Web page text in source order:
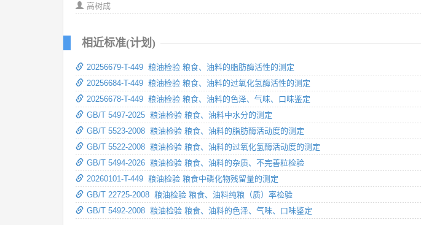
高树成
相近标准(计划)
20256679-T-449 粮油检验 粮食、油料的脂肪酶活性的测定
20256684-T-449 粮油检验 粮食、油料的过氧化氢酶活性的测定
20256678-T-449 粮油检验 粮食、油料的色泽、气味、口味鉴定
GB/T 5497-2025 粮油检验 粮食、油料中水分的测定
GB/T 5523-2008 粮油检验 粮食、油料的脂肪酶活动度的测定
GB/T 5522-2008 粮油检验 粮食、油料的过氧化氢酶活动度的测定
GB/T 5494-2026 粮油检验 粮食、油料的杂质、不完善粒检验
20260101-T-449 粮油检验 粮食中磷化物残留量的测定
GB/T 22725-2008 粮油检验 粮食、油料纯粮（质）率检验
GB/T 5492-2008 粮油检验 粮食、油料的色泽、气味、口味鉴定